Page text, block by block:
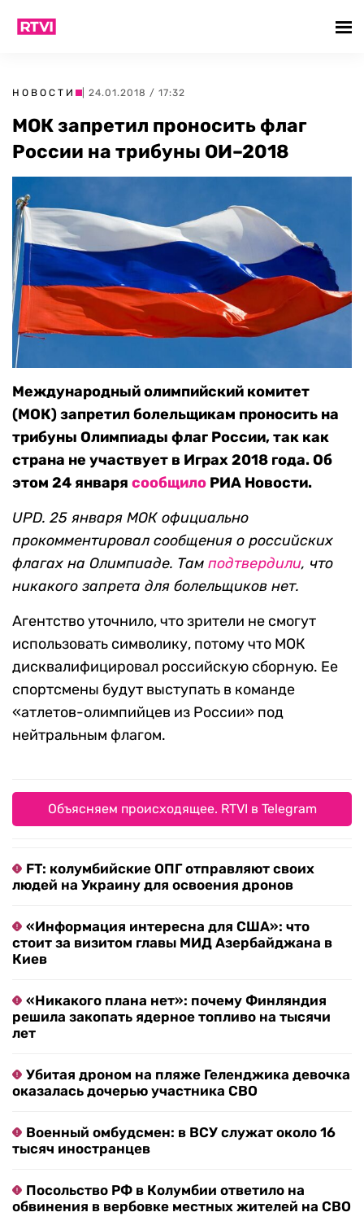
НОВОСТИ | 24.01.2018 / 17:32
МОК запретил проносить флаг
России на трибуны ОИ–2018
Международный олимпийский комитет
(МОК) запретил болельщикам проносить на
трибуны Олимпиады флаг России, так как
страна не участвует в Играх 2018 года. Об
этом 24 января сообщило РИА Новости.
UPD. 25 января МОК официально
прокомментировал сообщения о российских
флагах на Олимпиаде. Там подтвердили, что
никакого запрета для болельщиков нет.
Агентство уточнило, что зрители не смогут
использовать символику, потому что МОК
дисквалифицировал российскую сборную. Ее
спортсмены будут выступать в команде
«атлетов-олимпийцев из России» под
нейтральным флагом.
Объясняем происходящее. RTVI в Telegram
FT: колумбийские ОПГ отправляют своих
людей на Украину для освоения дронов
«Информация интересна для США»: что
стоит за визитом главы МИД Азербайджана в
Киев
«Никакого плана нет»: почему Финляндия
решила закопать ядерное топливо на тысячи
лет
Убитая дроном на пляже Геленджика девочка
оказалась дочерью участника СВО
Военный омбудсмен: в ВСУ служат около 16
тысяч иностранцев
Посольство РФ в Колумбии ответило на
обвинения в вербовке местных жителей на СВО